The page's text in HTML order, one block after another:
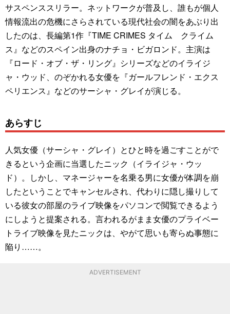
サスペンススリラー。ネットワークが普及し、誰もが個人
情報流出の危機にさらされている現代社会の闇をあぶり出
したのは、長編第1作『TIME CRIMES タイム クライム
ス』などのスペイン出身のナチョ・ビガロンド。主演は
『ロード・オブ・ザ・リング』シリーズなどのイライジ
ャ・ウッド、のぞかれる女優を『ガールフレンド・エクス
ペリエンス』などのサーシャ・グレイが演じる。
あらすじ
人気女優（サーシャ・グレイ）とひと時を過ごすことがで
きるという企画に当選したニック（イライジャ・ウッ
ド）。しかし、マネージャーを名乗る男に女優が体調を崩
したということでキャンセルされ、代わりに隠し撮りして
いる彼女の部屋のライブ映像をパソコンで閲覧できるよう
にしようと提案される。言われるがまま女優のプライベー
トライブ映像を見たニックは、やがて思いも寄らぬ事態に
陥り……。
ADVERTISEMENT